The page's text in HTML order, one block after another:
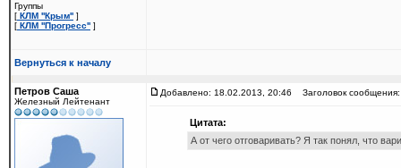
Группы
[ КЛМ ''Крым'' ]
[ КЛМ ''Прогресс'' ]
Вернуться к началу
Петров Саша
Железный Лейтенант
Добавлено: 18.02.2013, 20:46 Заголовок сообщения:
Цитата:
А от чего отговаривать? Я так понял, что